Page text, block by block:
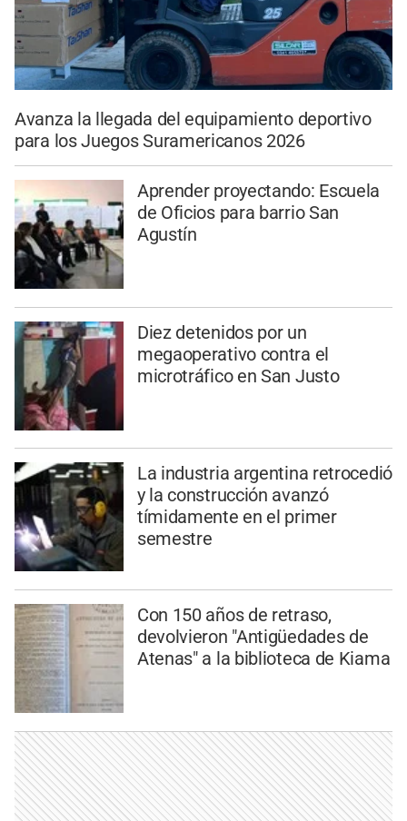
Avanza la llegada del equipamiento deportivo
para los Juegos Suramericanos 2026
Aprender proyectando: Escuela
de Oficios para barrio San
Agustín
Diez detenidos por un
megaoperativo contra el
microtráfico en San Justo
La industria argentina retrocedió
y la construcción avanzó
tímidamente en el primer
semestre
Con 150 años de retraso,
devolvieron "Antigüedades de
Atenas" a la biblioteca de Kiama